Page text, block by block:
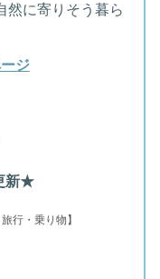
然に寄りそう暮ら
ジ
新★